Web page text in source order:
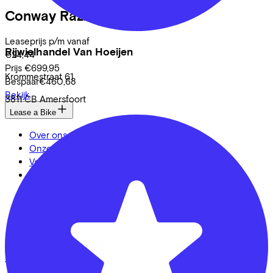
Rijwielhandel Van Hoeijen
Krommestraat 61
3811 CB Amersfoort
Conway Razz C 4.0
Leaseprijs p/m vanaf
€24,44
Prijs €699,95
Bespaar€460,68
Bekijk
Lease a Bike
Over ons
Onze collega's
Vacatures
Security & Privacy
Trotse partner van